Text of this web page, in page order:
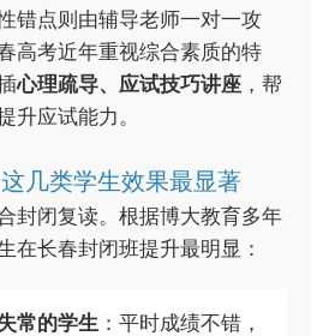
错点则由辅导老师一对一攻
高考近年重视综合素质的特
心理疏导、应试技巧讲座 ，帮
升应试能力。
几类学生效果最显著
封闭复读。根据博大教育多年
在长春封闭班提升最明显：
常的学生 ：平时成绩不错，